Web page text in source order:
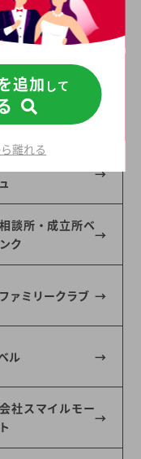
島 沖縄
す
ット
談所・成立所ベ
ク
ァミリークラブ
ル
社スマイルモー
追加 して
離れる